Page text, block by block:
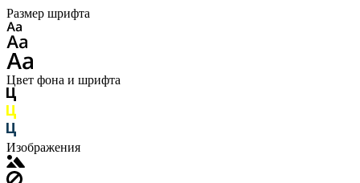
Размер шрифта
Цвет фона и шрифта
Изображения